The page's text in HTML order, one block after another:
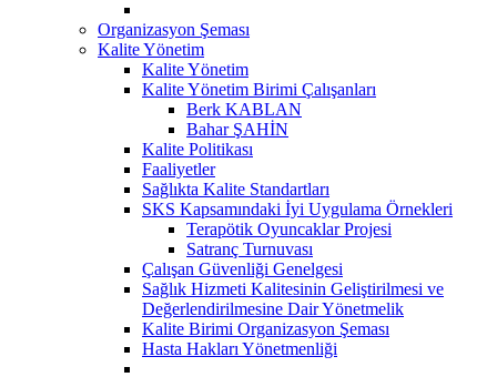
Organizasyon Şeması
Kalite Yönetim
Kalite Yönetim
Kalite Yönetim Birimi Çalışanları
Berk KABLAN
Bahar ŞAHİN
Kalite Politikası
Faaliyetler
Sağlıkta Kalite Standartları
SKS Kapsamındaki İyi Uygulama Örnekleri
Terapötik Oyuncaklar Projesi
Satranç Turnuvası
Çalışan Güvenliği Genelgesi
Sağlık Hizmeti Kalitesinin Geliştirilmesi ve
Değerlendirilmesine Dair Yönetmelik
Kalite Birimi Organizasyon Şeması
Hasta Hakları Yönetmenliği